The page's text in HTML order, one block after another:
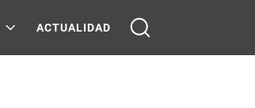
ACTUALIDAD